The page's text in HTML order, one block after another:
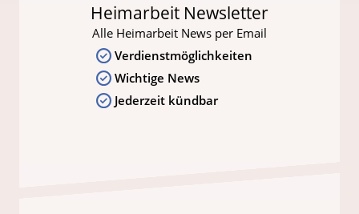
Heimarbeit Newsletter
Alle Heimarbeit News per Email
Verdienstmöglichkeiten
Wichtige News
Jederzeit kündbar